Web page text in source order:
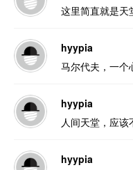
这里简直就是天
hyypia
马尔代夫，一个
hyypia
人间天堂，应
hyypia